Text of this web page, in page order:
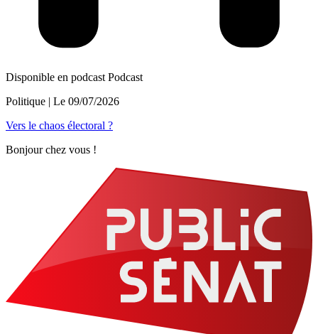
Disponible en podcast Podcast
Politique | Le 09/07/2026
Vers le chaos électoral ?
Bonjour chez vous !